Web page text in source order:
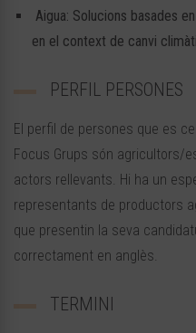
Aigua: Solucions basades
en el context de canvi
PERFIL PERSONES
El perfil de persones que es
Focus Grups són agricultors/
actors rellevants. Hi ha un
representants de productors
que presentin la seva
correctament en anglès.
TERMINI